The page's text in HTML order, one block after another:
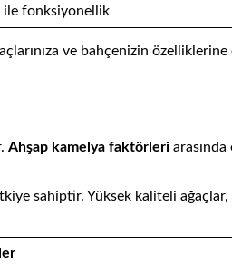
ile fonksiyonellik
ve bahçenizin
Ahşap kamelya faktörleri
sahiptir. Yüksek kaliteli